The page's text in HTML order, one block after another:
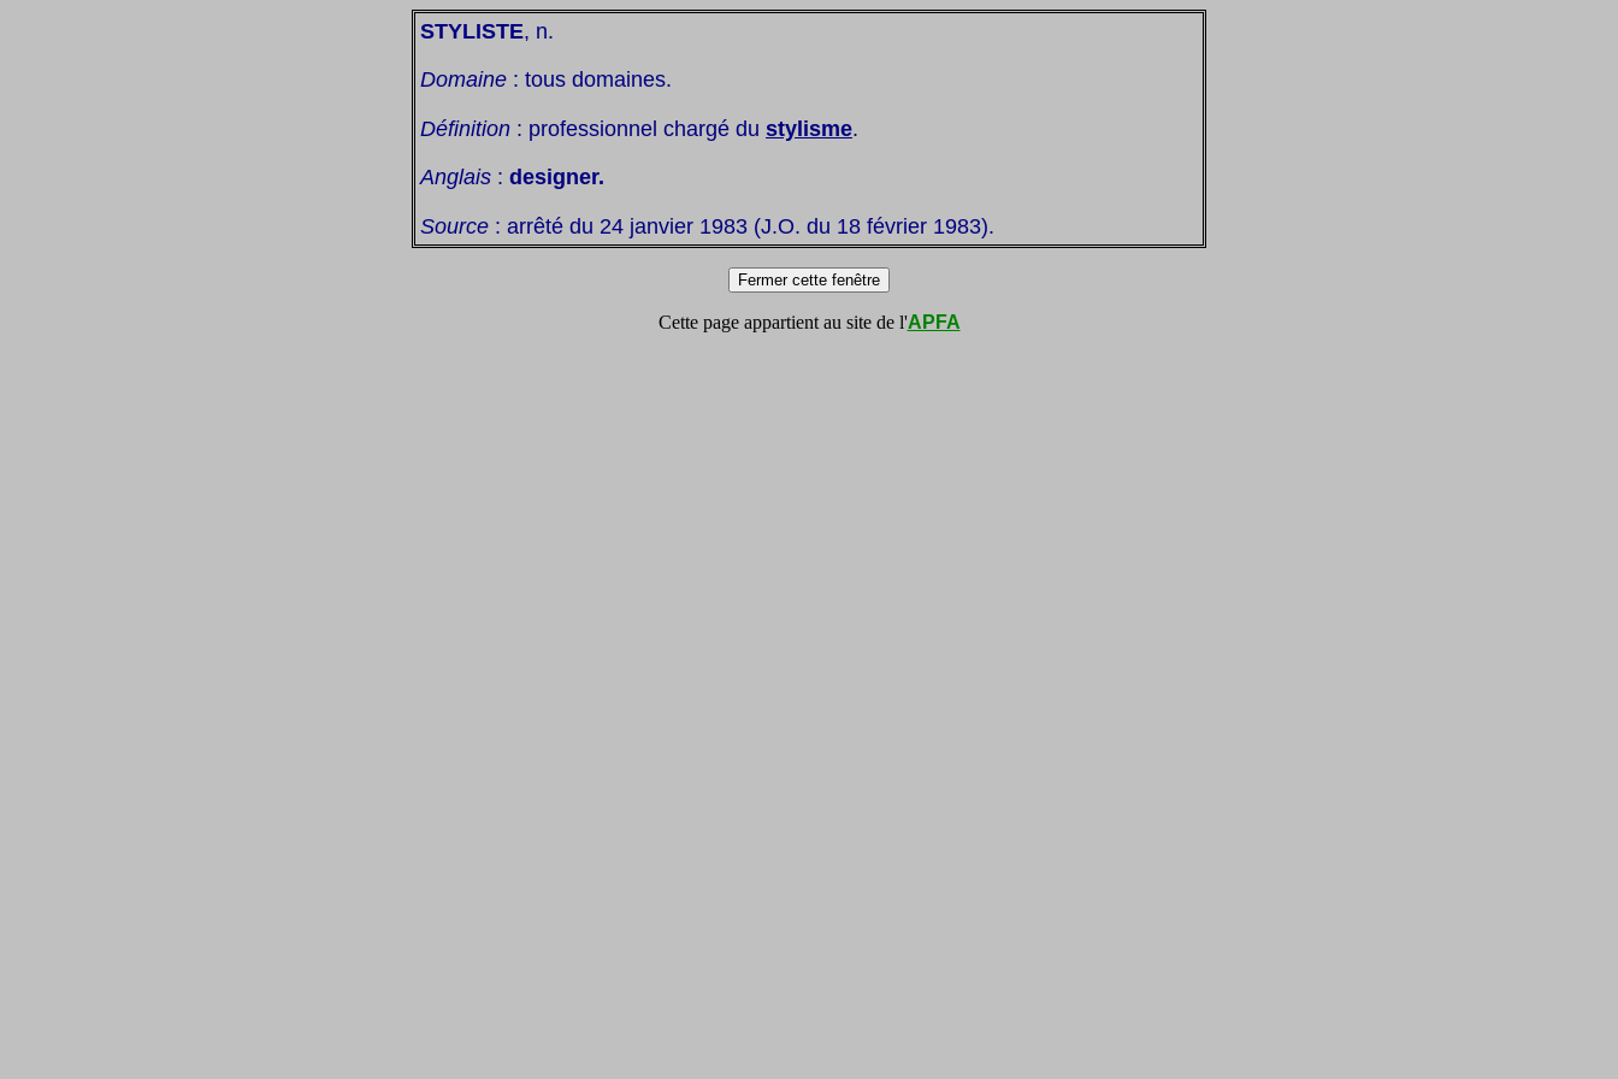
STYLISTE, n.
Domaine : tous domaines.
Définition : professionnel chargé du stylisme.
Anglais : designer.
Source : arrêté du 24 janvier 1983 (J.O. du 18 février 1983).
Cette page appartient au site de l'APFA